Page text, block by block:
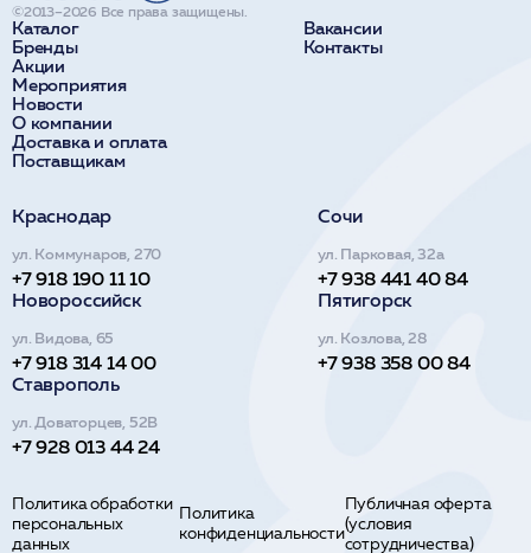
Каталог
Бренды
Акции
Мероприятия
Новости
О компании
Доставка и оплата
Поставщикам
Вакансии
Контакты
©2013–2026 Все права защищены.
Краснодар
ул. Коммунаров, 270
+7 918 190 11 10
Сочи
ул. Парковая, 32а
+7 938 441 40 84
Новороссийск
ул. Видова, 65
+7 918 314 14 00
Пятигорск
ул. Козлова, 28
+7 938 358 00 84
Ставрополь
ул. Доваторцев, 52В
+7 928 013 44 24
Политика обработки
персональных
данных
Политика
конфиденциальности
Публичная оферта
(условия
сотрудничества)